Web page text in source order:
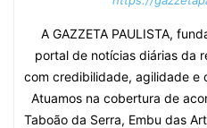
A GAZZETA PAULISTA,
portal de notícias diárias da
com credibilidade, agilidade e
Atuamos na cobertura de
Taboão da Serra, Embu das